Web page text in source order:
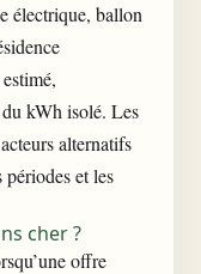
électrique, ballon
kWh isolé. Les
alternatifs
et les
cher ?
offre